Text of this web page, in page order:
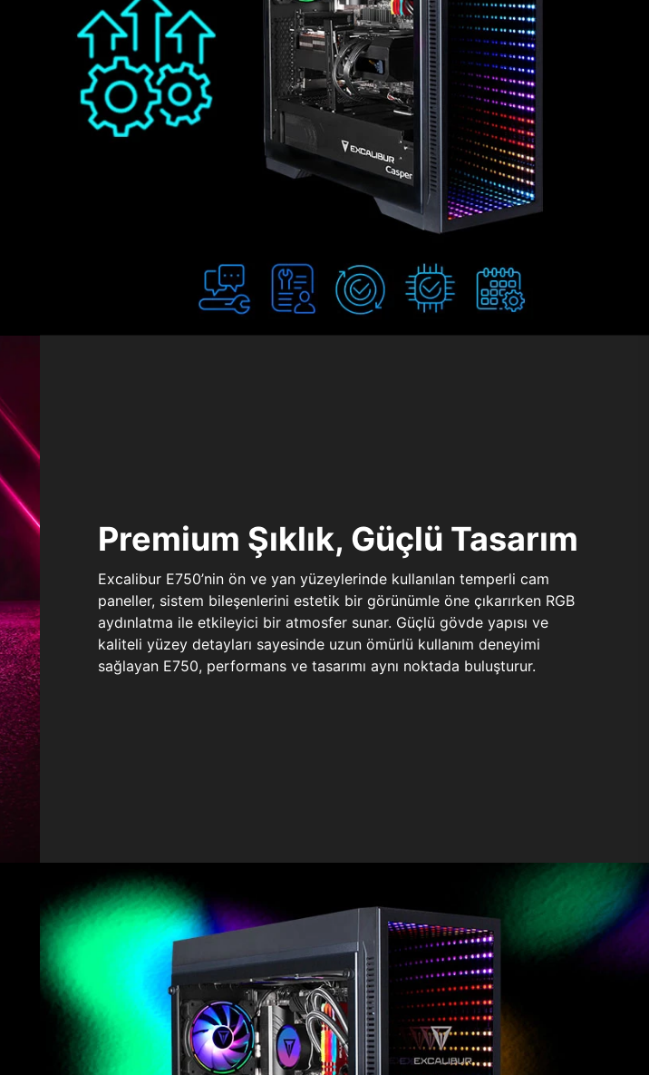
Premium Şıklık, Güçlü Tasarım
Excalibur E750’nin ön ve yan yüzeylerinde kullanılan temperli cam
paneller, sistem bileşenlerini estetik bir görünümle öne çıkarırken RGB
aydınlatma ile etkileyici bir atmosfer sunar. Güçlü gövde yapısı ve
kaliteli yüzey detayları sayesinde uzun ömürlü kullanım deneyimi
sağlayan E750, performans ve tasarımı aynı noktada buluşturur.